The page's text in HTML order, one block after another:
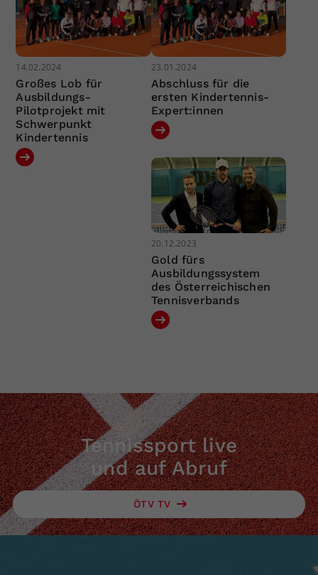
14.02.2024
Großes Lob für
Ausbildungs-
Pilotprojekt mit
Schwerpunkt
Kindertennis
23.01.2024
Abschluss für die
ersten Kindertennis-
Expert:innen
20.12.2023
Gold fürs
Ausbildungssystem
des Österreichischen
Tennisverbands
Tennissport live
und auf Abruf
ÖTV TV